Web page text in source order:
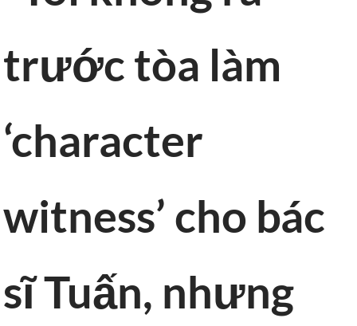
trước tòa làm
‘character
witness’ cho bác
sĩ Tuấn, nhưng